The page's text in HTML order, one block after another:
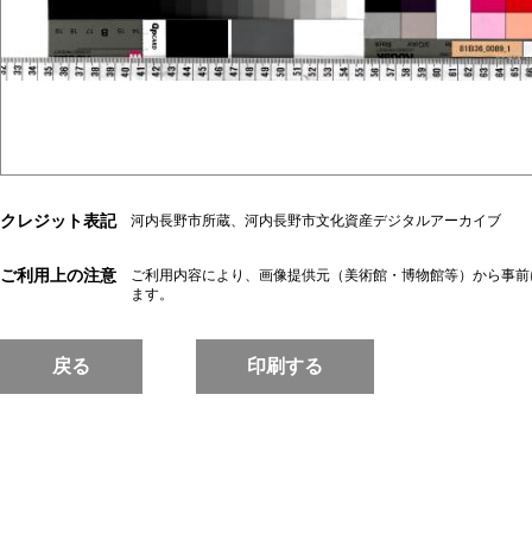
クレジット表記 河内長野市所蔵、河内長野市文化資産デジタルアーカイブ
ご利用上の注意
ご利用内容により、画像提供元（美術館・博物館等）から事
ます。
戻る 印刷する